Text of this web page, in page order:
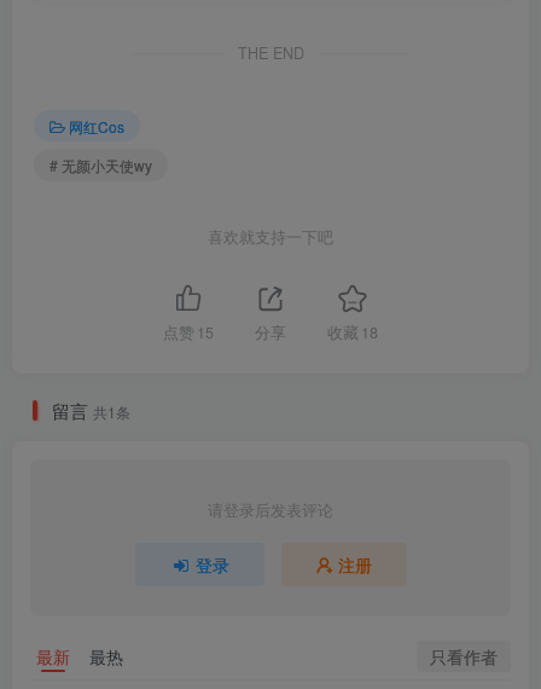
无颜小天使wy – NO.016 碧蓝航线-大凤红旗袍[58P-323.1M]
无颜小天使wy – NO.013 林中精灵[112P+13V-1.51G]
无颜小天使wy – NO.012 小绵羊[39P+1V-509.1M]
无颜小天使wy – NO.010 邻家的老婆[42P-445.1M]
无颜小天使wy – NO.008 小黄鸡赠品[7P+3V-80.7M]
无颜小天使wy – NO.007 OL[75P+6V-1.65G]
无颜小天使wy – NO.004 死库水[23P-355.9M]
无颜小天使wy – NO.001 黑猫[20P-148.4M]
THE END
网红Cos
# 无颜小天使wy
喜欢就支持一下吧
点赞 15 分享 收藏 18
留言 共1条
请登录后发表评论
登录 注册
最新 最热 只看作者